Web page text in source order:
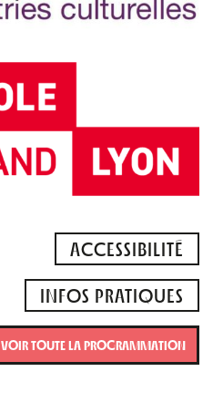
ACCESSIBILITÉ
INFOS PRATIQUES
VOIR TOUTE LA PROGRAMMATION